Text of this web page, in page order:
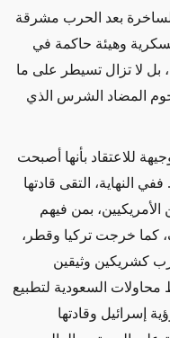
بعد الحرب مشرقة
وهيئة حاكمة في
بل لا تزال تسيطر على ما
المضاد الشرس الذي
للاعتقاد بأنها أصبحت
النهاية، التقى قادتها
بمن فيهم
كما خرجت تركيا وقطر،
كشريكين وثيقين
السعودية لتطبيع
إسرائيل وقادتها